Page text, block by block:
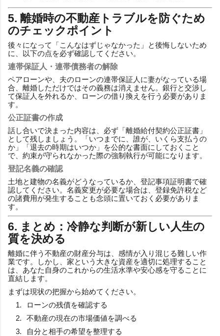
5. 離婚時の不動産トラブルを防ぐため
のチェックポイント
後々になって「こんなはずじゃなかった」と後悔しないため
に、以下の点を必ず確認してください。
連帯保証人・連帯債務者の解除
ペアローンや、夫のローンの連帯保証人に妻がなっている場
合、離婚しただけではその義務は消えません。銀行と交渉し
て保証人を外れるか、ローンの借り換えを行う必要がありま
す。
公正証書の作成
話し合いで決まった内容は、必ず「離婚給付契約公正証書」
として残しましょう。「いつまでに、誰が、いくら支払うの
か」「退去の時期はいつか」を公的な書面にしておくこと
で、約束が守られなかった際の強制執行が可能になります。
登記名義の確認
土地と建物の名義がどうなっているか、登記事項証明書で確
認してください。名義変更が必要な場合は、登録免許税など
の諸費用が発生することも念頭に置いておく必要がありま
す。
6. まとめ：冷静な判断が新しい人生の
質を決める
離婚に伴う不動産の財産分与は、感情が入り混じる難しい作
業です。しかし、家という大きな資産を適切に処理すること
は、あなた自身のこれからの生活水準や安心感を守ることに
直結します。
まずは現状の把握から始めてください。
ローンの残債を確認する
不動産の現在の市場価値を調べる
自分と相手の希望を整理する